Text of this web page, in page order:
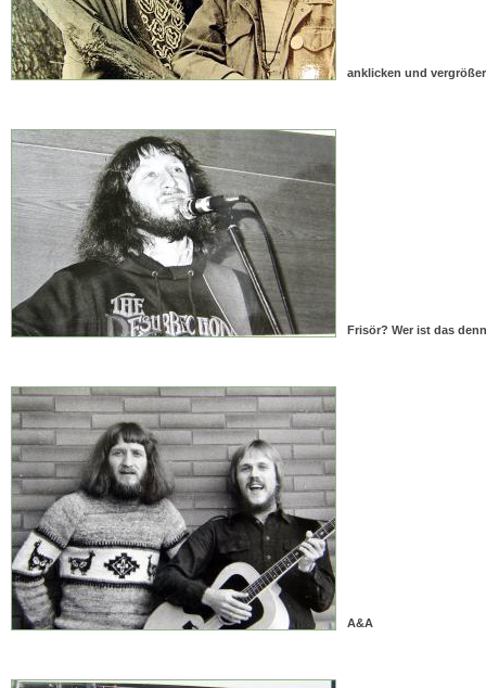
anklicken und
Frisör? Wer ist das
A&A